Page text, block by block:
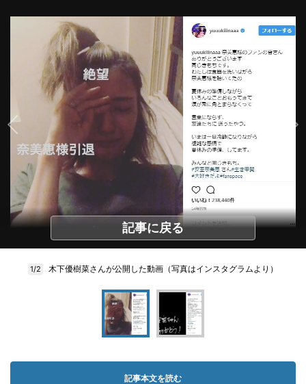
記事に戻る
1/2 木下優樹菜さんが公開した動画（写真はインスタグラムより）
記事本文を読む